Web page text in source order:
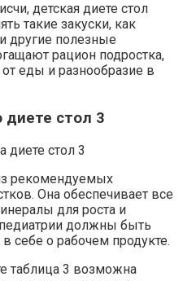
детская диете стол
такие закуски, как
другие полезные
рацион подростка,
еды и разнообразие в
диете стол 3
рекомендуемых
Она обеспечивает все
для роста и
должны быть
себе о рабочем продукте.
таблица 3 возможна